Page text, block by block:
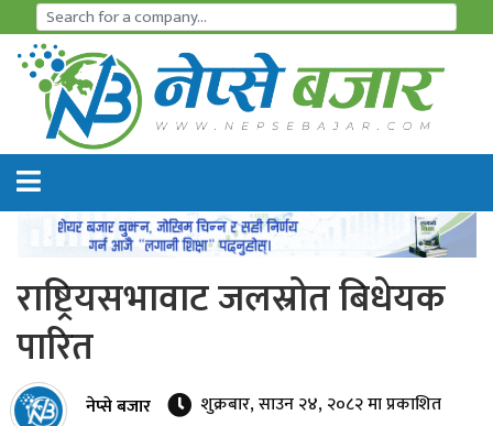
समाचार
अर्थतन्त्र
शेयर
बजार
आइ
पि
ओ
राष्ट्रियसभावाट जलस्रोत बिधेयक
पारित
नेप्से बजार शुक्रबार, साउन २४, २०८२ मा प्रकाशित